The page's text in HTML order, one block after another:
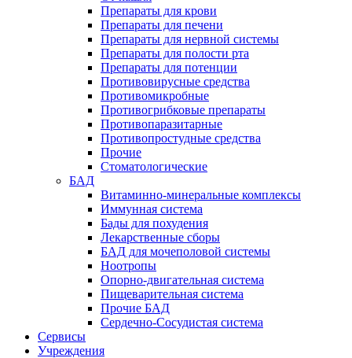
Препараты для крови
Препараты для печени
Препараты для нервной системы
Препараты для полости рта
Препараты для потенции
Противовирусные средства
Противомикробные
Противогрибковые препараты
Противопаразитарные
Противопростудные средства
Прочие
Стоматологические
БАД
Витаминно-минеральные комплексы
Иммунная система
Бады для похудения
Лекарственные сборы
БАД для мочеполовой системы
Ноотропы
Опорно-двигательная система
Пищеварительная система
Прочие БАД
Сердечно-Сосудистая система
Сервисы
Учреждения